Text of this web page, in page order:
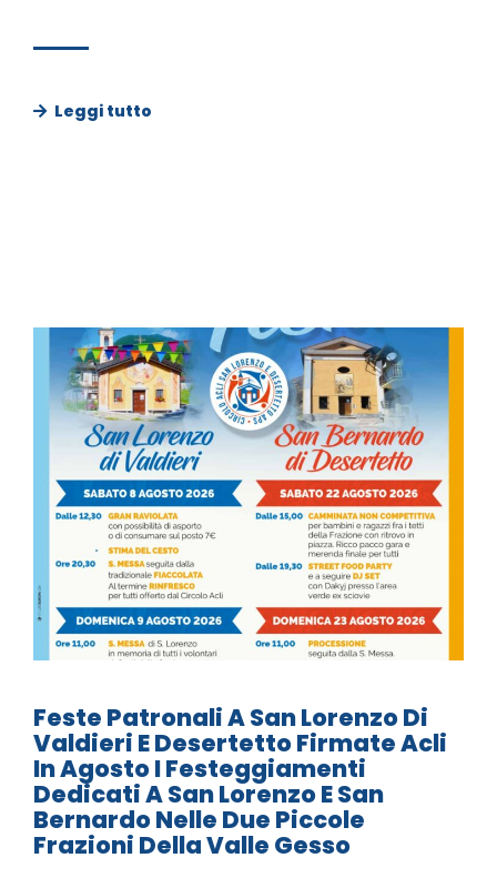
Leggi tutto
Feste Patronali A San Lorenzo Di
Valdieri E Desertetto Firmate Acli
In Agosto I Festeggiamenti
Dedicati A San Lorenzo E San
Bernardo Nelle Due Piccole
Frazioni Della Valle Gesso